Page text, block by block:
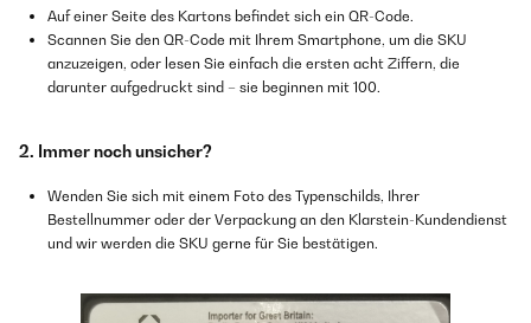
Auf einer Seite des Kartons befindet sich ein QR-Code.
Scannen Sie den QR-Code mit Ihrem Smartphone, um die SKU
anzuzeigen, oder lesen Sie einfach die ersten acht Ziffern, die
darunter aufgedruckt sind – sie beginnen mit 100.
2. Immer noch unsicher?
Wenden Sie sich mit einem Foto des Typenschilds, Ihrer
Bestellnummer oder der Verpackung an den Klarstein-Kundendienst
und wir werden die SKU gerne für Sie bestätigen.